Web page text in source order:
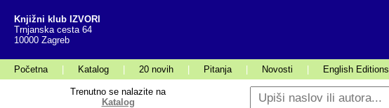
Knjižni klub IZVORI
Trnjanska cesta 64
10000 Zagreb
Početna Katalog 20 novih Pitanja Novosti English Editions
Trenutno se nalazite na
Katalog